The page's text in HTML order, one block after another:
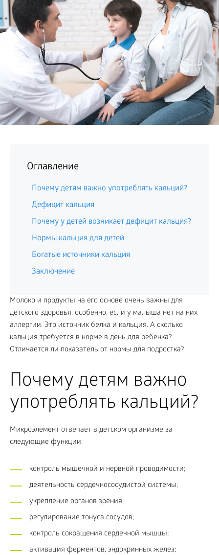
Оглавление
Почему детям важно употреблять кальций?
Дефицит кальция
Почему у детей возникает дефицит кальция?
Нормы кальция для детей
Богатые источники кальция
Заключение
Молоко и продукты на его основе очень важны для
детского здоровья, особенно, если у малыша нет на них
аллергии. Это источник белка и кальция. А сколько
кальция требуется в норме в день для ребенка?
Отличается ли показатель от нормы для подростка?
Почему детям важно
употреблять кальций?
Микроэлемент отвечает в детском организме за
следующие функции:
контроль мышечной и нервной проводимости;
деятельность сердечнососудистой системы;
укрепление органов зрения;
регулирование тонуса сосудов;
контроль сокращения сердечной мышцы;
активация ферментов, эндокринных желез;